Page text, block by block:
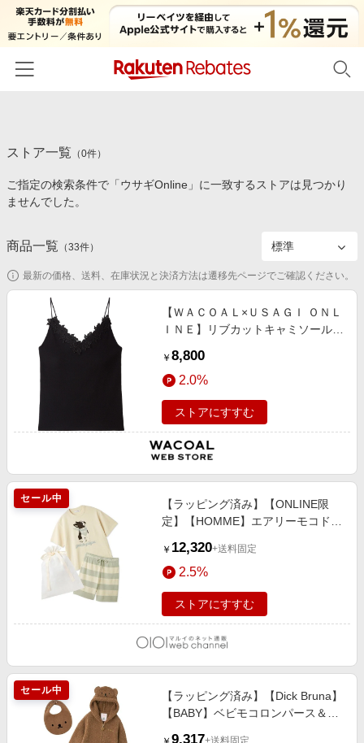
カテゴリー一覧
百貨店・総合ECモール
食品・スイーツ・お酒
コスメ・健康・医薬品
キッズ・ベビー用品
家電・PC・スマホ・カメラ
エンタメ
スポーツ・アウトドア・ゴルフ
インテリア・寝具
旅行・レジャー・ホテル予約
生活・お役立ち
金融・マネー・保険
デジタルコンテンツ
ビジネス・その他サービス
イベント一覧
初回購入者限定特典
対象ストア新規限定特典
新着ストアのご紹介
電子書籍特集
楽天ペイ導入ストア
楽天サービス特集
旅行特集
わくわく夏特集
Apple公式サイト×楽天カード分割払い
Qoo10メガポ
Samsung ボーナスキャンペーン
週末の高還元 夏の長期版
楽天IDでログイン/会員登録
ストア一覧 （0件）
ご指定の検索条件で「ウサギOnline」に一致するストアは見つかり
ませんでした。
商品一覧 （33件）
最新の価格、送料、在庫状況と決済方法は遷移先ページでご確認ください。
【ＷＡＣＯＡＬ×ＵＳＡＧＩ ＯＮＬ
ＩＮＥ】リブカットキャミソール
￥ 8,800
2.0%
ストアにすすむ
セール中
【ラッピング済み】【ONLINE限
定】【HOMME】エアリーモコドッ
パンツセット CRM
￥ 12,320+送料固定
2.5%
ストアにすすむ
セール中
【ラッピング済み】【Dick Bruna】
【BABY】ベビモコロンパース＆パ
9,317+送料固定